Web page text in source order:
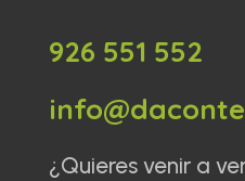
926 551 552
¿Quieres venir a